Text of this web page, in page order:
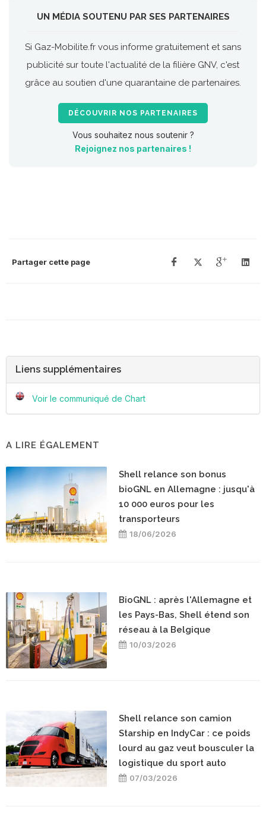
UN MÉDIA SOUTENU PAR SES PARTENAIRES
Si Gaz-Mobilite.fr vous informe gratuitement et sans
publicité sur toute l'actualité de la filière GNV, c'est
grâce au soutien d'une quarantaine de partenaires.
DÉCOUVRIR NOS PARTENAIRES
Vous souhaitez nous soutenir ?
Rejoignez nos partenaires !
Partager cette page
Liens supplémentaires
Voir le communiqué de Chart
A LIRE ÉGALEMENT
Shell relance son bonus
bioGNL en Allemagne : jusqu'à
10 000 euros pour les
transporteurs
18/06/2026
BioGNL : après l'Allemagne et
les Pays-Bas, Shell étend son
réseau à la Belgique
10/03/2026
Shell relance son camion
Starship en IndyCar : ce poids
lourd au gaz veut bousculer la
logistique du sport auto
07/03/2026